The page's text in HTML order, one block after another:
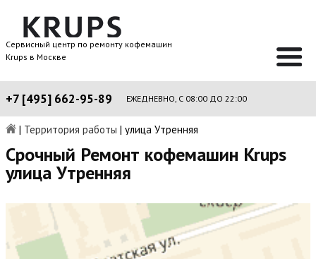
Сервисный центр по ремонту кофемашин
Krups в Москве
+7 [495] 662-95-89 ЕЖЕДНЕВНО, С 08:00 ДО 22:00
| Территория работы | улица Утренняя
Срочный Ремонт кофемашин Krups
улица Утренняя